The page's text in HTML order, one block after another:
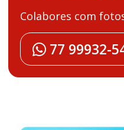
Colabores com
77 99932-